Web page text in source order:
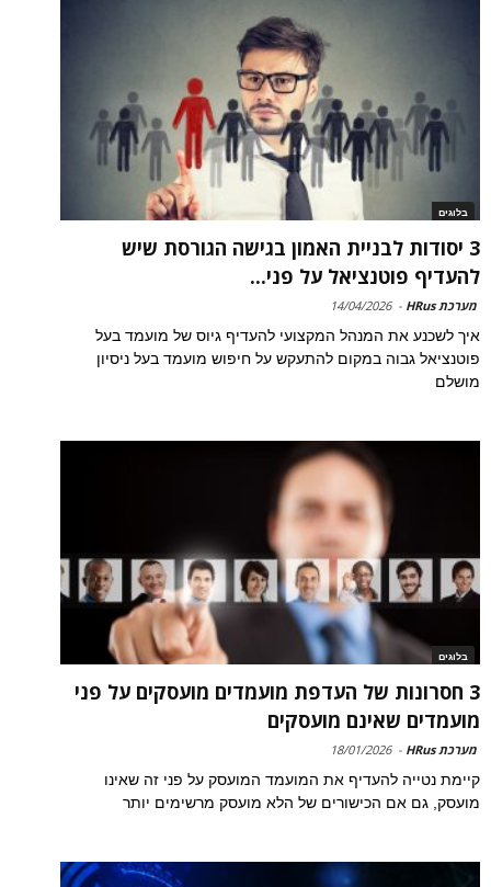
בלוגים
3 יסודות לבניית האמון בגישה הגורסת שיש
להעדיף פוטנציאל על פני...
מערכת HRus -
14/04/2026
איך לשכנע את המנהל המקצועי להעדיף גיוס של מועמד בעל
פוטנציאל גבוה במקום להתעקש על חיפוש מועמד בעל ניסיון
מושלם
בלוגים
3 חסרונות של העדפת מועמדים מועסקים על פני
מועמדים שאינם מועסקים
מערכת HRus -
18/01/2026
קיימת נטייה להעדיף את המועמד המועסק על פני זה שאינו
מועסק, גם אם הכישורים של הלא מועסק מרשימים יותר